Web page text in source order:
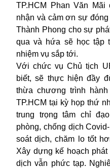
TP.HCM Phan Văn
nhận và cảm ơn sự
Thành Phong cho sự
qua và hứa sẽ học tập
nhiệm vụ sắp tới.
Với chức vụ Chủ tịch
biết, sẽ thực hiện đầy
thừa chương trình
TP.HCM tại kỳ họp thứ
trung trọng tâm chỉ
phòng, chống dịch
soát dịch, chăm lo tốt
Xây dựng kế hoạch
dịch vẫn phức tạp.